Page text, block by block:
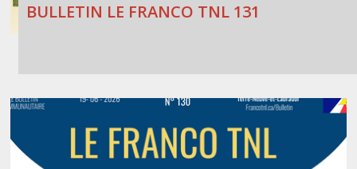
BULLETIN LE FRANCO TNL 131